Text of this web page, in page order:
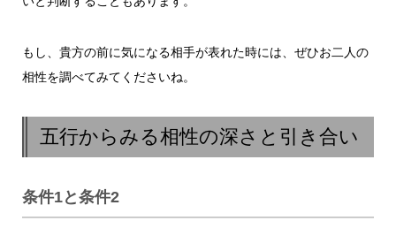
もし、貴方の前に気になる相手が表れた時には、ぜひお二人の
相性を調べてみてくださいね。
五行からみる相性の深さと引き合い
条件1と条件2